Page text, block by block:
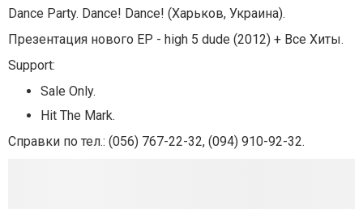
Dance Party. Dance! Dance! (Харьков, Украина).
Презентация нового EP - high 5 dude (2012) + Все Хиты.
Support:
Sale Only.
Hit The Mark.
Справки по тел.: (056) 767-22-32, (094) 910-92-32.